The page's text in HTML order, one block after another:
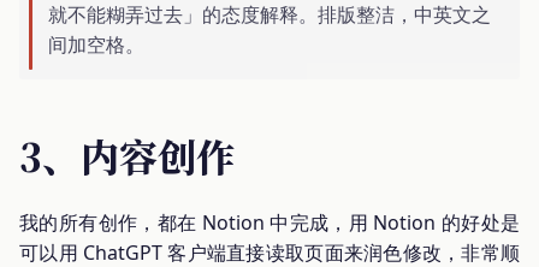
就不能糊弄过去」的态度解释。排版整洁，中英文之
间加空格。
3、内容创作
我的所有创作，都在 Notion 中完成，用 Notion 的好处是
可以用 ChatGPT 客户端直接读取页面来润色修改，非常顺